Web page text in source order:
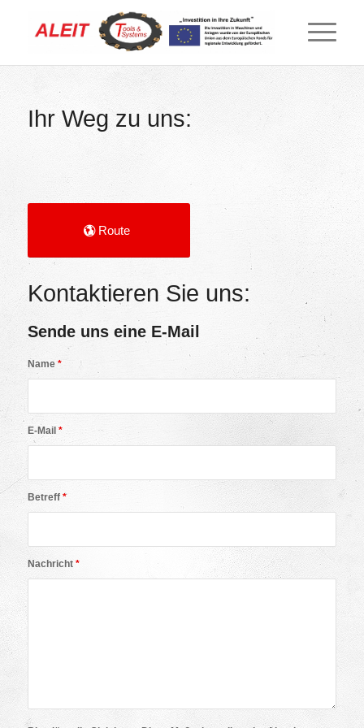
Ihr Weg zu uns:
Route
Kontaktieren Sie uns:
Sende uns eine E-Mail
Name *
E-Mail *
Betreff *
Nachricht *